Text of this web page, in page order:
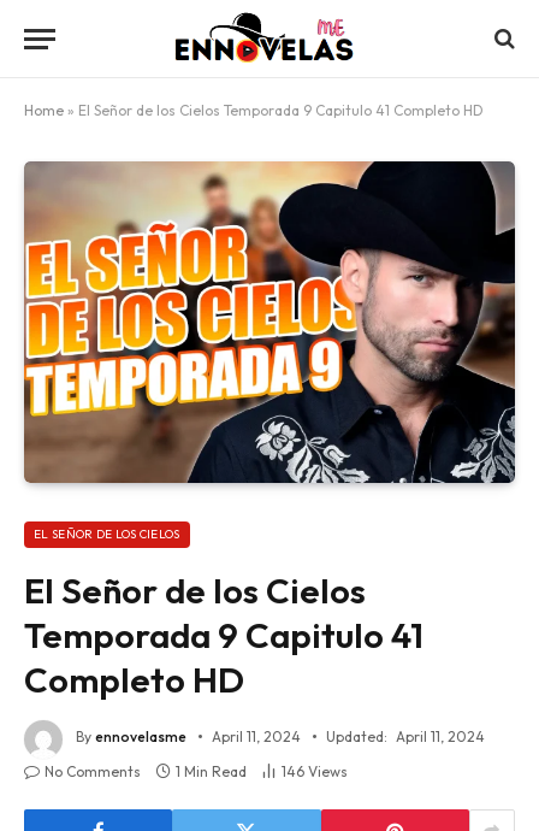
Home » El Señor de los Cielos Temporada 9 Capitulo 41 Completo HD
EL SEÑOR DE LOS CIELOS
El Señor de los Cielos
Temporada 9 Capitulo 41
Completo HD
By ennovelasme April 11, 2024 Updated: April 11, 2024
No Comments
1 Min Read 146 Views